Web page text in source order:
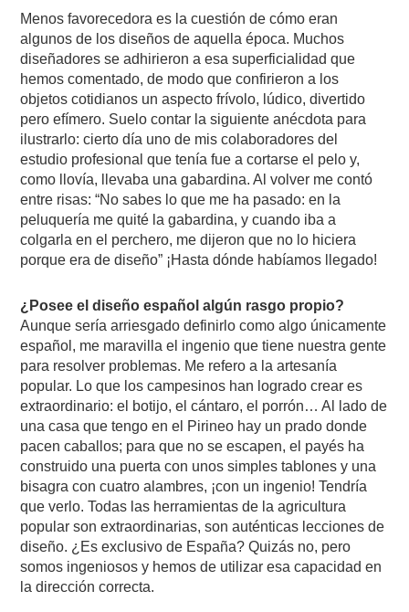
Menos favorecedora es la cuestión de cómo eran
algunos de los diseños de aquella época. Muchos
diseñadores se adhirieron a esa superficialidad que
hemos comentado, de modo que confirieron a los
objetos cotidianos un aspecto frívolo, lúdico, divertido
pero efímero. Suelo contar la siguiente anécdota para
ilustrarlo: cierto día uno de mis colaboradores del
estudio profesional que tenía fue a cortarse el pelo y,
como llovía, llevaba una gabardina. Al volver me contó
entre risas: “No sabes lo que me ha pasado: en la
peluquería me quité la gabardina, y cuando iba a
colgarla en el perchero, me dijeron que no lo hiciera
porque era de diseño” ¡Hasta dónde habíamos llegado!
¿Posee el diseño español algún rasgo propio?
Aunque sería arriesgado definirlo como algo únicamente
español, me maravilla el ingenio que tiene nuestra gente
para resolver problemas. Me refero a la artesanía
popular. Lo que los campesinos han logrado crear es
extraordinario: el botijo, el cántaro, el porrón… Al lado de
una casa que tengo en el Pirineo hay un prado donde
pacen caballos; para que no se escapen, el payés ha
construido una puerta con unos simples tablones y una
bisagra con cuatro alambres, ¡con un ingenio! Tendría
que verlo. Todas las herramientas de la agricultura
popular son extraordinarias, son auténticas lecciones de
diseño. ¿Es exclusivo de España? Quizás no, pero
somos ingeniosos y hemos de utilizar esa capacidad en
la dirección correcta.